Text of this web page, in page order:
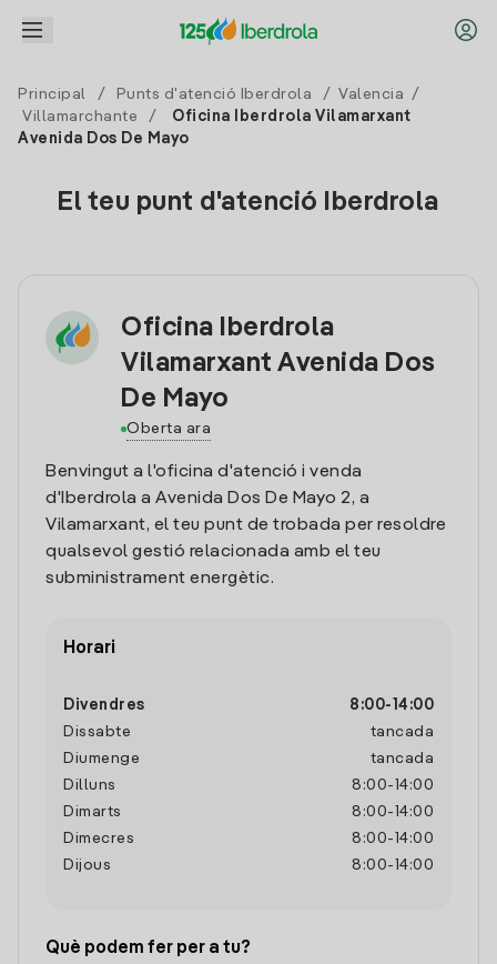
Principal / Punts d'atenció Iberdrola / Valencia
/
Villamarchante
/
Oficina Iberdrola Vilamarxant
Avenida Dos De Mayo
El teu punt d'atenció Iberdrola
Oficina Iberdrola
Vilamarxant Avenida Dos
De Mayo
Oberta ara
Benvingut a l'oficina d'atenció i venda
d'Iberdrola a Avenida Dos De Mayo 2, a
Vilamarxant, el teu punt de trobada per resoldre
qualsevol gestió relacionada amb el teu
subministrament energètic.
Horari
Divendres 8:00- 14:00
Dissabte
tancada
Diumenge
tancada
Dilluns
8:00- 14:00
Dimarts
8:00- 14:00
Dimecres
8:00- 14:00
Dijous
8:00- 14:00
Què podem fer per a tu?